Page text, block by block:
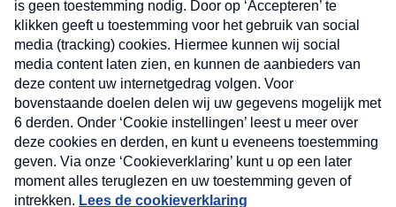
Nieuwsbrief
Neem hier een gratis abonnement op onze
nieuwsbrief. Elke vrijdag- en dinsdagochtend in uw